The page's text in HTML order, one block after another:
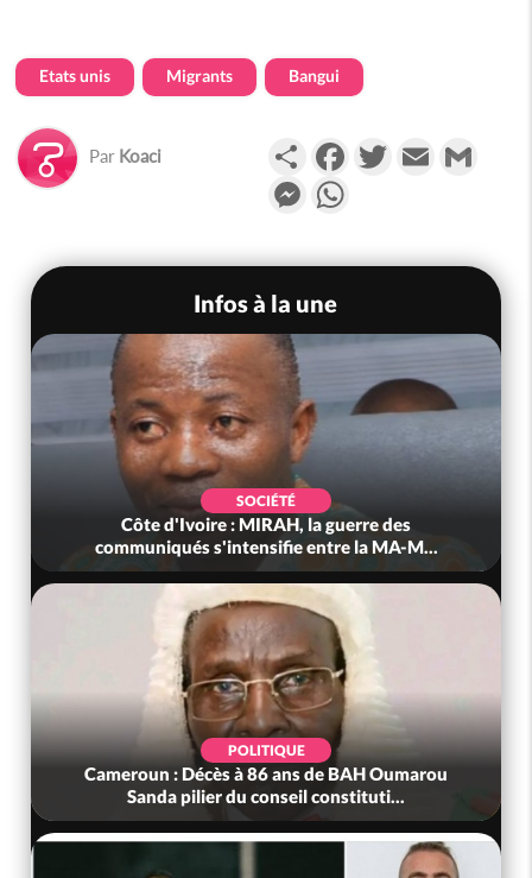
Etats unis Migrants Bangui
Par Koaci PartagerFacebookTwitterEmail
Messenger
Infos à la une
SOCIÉTÉ
Côte d'Ivoire : MIRAH, la guerre des
communiqués s'intensifie entre la MA-M...
POLITIQUE
Cameroun : Décès à 86 ans de BAH Oumarou
Sanda pilier du conseil constituti...